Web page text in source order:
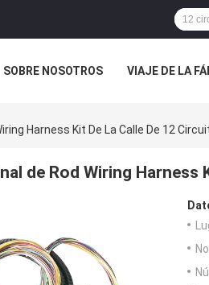
SOBRE NOSOTROS VIAJE DE LA
Harness Kit De La Calle De 12
de Rod Wiring